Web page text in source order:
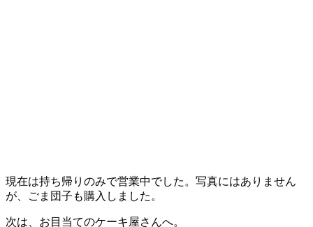
現在は持ち帰りのみで営業中でした。写真にはありません
が、ごま団子も購入しました。
次は、お目当てのケーキ屋さんへ。